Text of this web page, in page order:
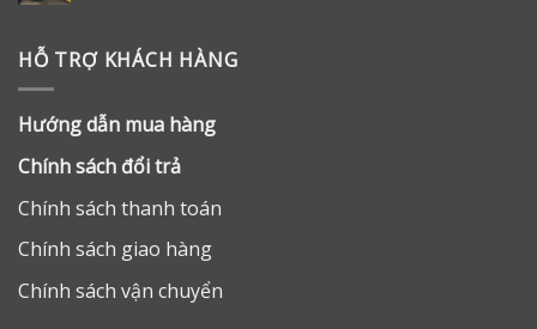
HỖ TRỢ KHÁCH HÀNG
Hướng dẫn mua hàng
Chính sách đổi trả
Chính sách thanh toán
Chính sách giao hàng
Chính sách vận chuyển